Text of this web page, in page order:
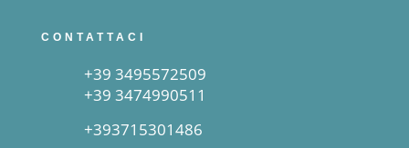
CONTATTACI
+39 3495572509
+39 3474990511
+393715301486